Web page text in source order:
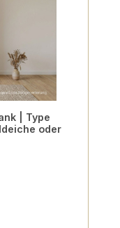
| Type
oder